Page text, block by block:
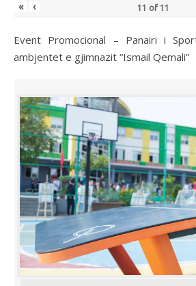
« ‹ 11 of 11
Event Promocional – Panairi i
ambjentet e gjimnazit “Ismail Qemali”